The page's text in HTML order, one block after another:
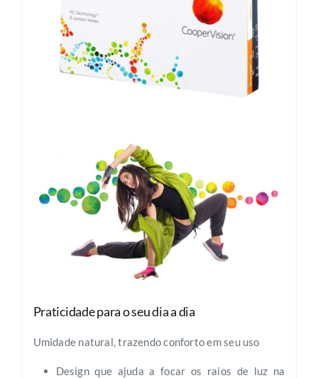
Praticidade para o seu dia a dia
Umidade natural, trazendo conforto em seu uso
Design que ajuda a focar os raios de luz na